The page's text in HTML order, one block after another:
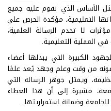
الأساس الذي تقوم عليه جميع
التعليمية، مؤكدة الحرص على
لا تخدم الرسالة العلمية،
العملية التعليمية.
الكبيرة التي يبذلها أعضاء
من وقت وعلم وجهد يُعد علمًا
ويمثل جوهر الرسالة التي
مشيرة إلى أن هذا العطاء
وضمانة استمراريتها.